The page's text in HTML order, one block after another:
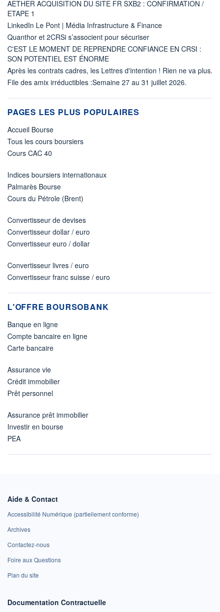
AETHER ACQUISITION DU SITE FR SXB2 : CONFIRMATION /
ETAPE 1
LinkedIn Le Pont | Média Infrastructure & Finance
Quanthor et 2CRSi s’associent pour sécuriser
C'EST LE MOMENT DE REPRENDRE CONFIANCE EN CRSI :
SON POTENTIEL EST ÉNORME
Après les contrats cadres, les Lettres d'intention ! Rien ne va plus.
File des amix irréductibles :Semaine 27 au 31 juillet 2026.
PAGES LES PLUS POPULAIRES
Accueil Bourse
Tous les cours boursiers
Cours CAC 40
Indices boursiers internationaux
Palmarès Bourse
Cours du Pétrole (Brent)
Convertisseur de devises
Convertisseur dollar / euro
Convertisseur euro / dollar
Convertisseur livres / euro
Convertisseur franc suisse / euro
L'OFFRE BOURSOBANK
Banque en ligne
Compte bancaire en ligne
Carte bancaire
Assurance vie
Crédit immobilier
Prêt personnel
Assurance prêt immobilier
Investir en bourse
PEA
Aide & Contact
Accessibilité Numérique (partiellement conforme)
Archives
Contactez-nous
Foire aux Questions
Plan du site
Documentation Contractuelle